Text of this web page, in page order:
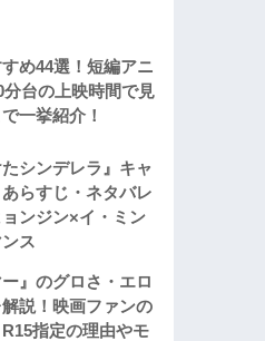
め44選！短編アニ
分台の上映時間で見
一挙紹介！
たシンデレラ』キャ
らすじ・ネタバレ
ンジン×イ・ミン
ス
ー』のグロさ・エロ
説！映画ファンの
指定の理由やモ